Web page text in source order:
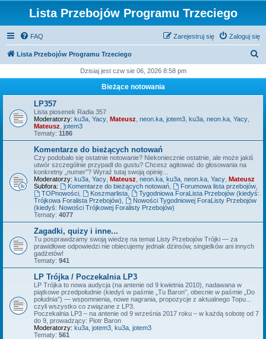
Lista Przebojów Programu Trzeciego
FAQ Zaloguj się
Zarejestruj się
Lista Przebojów Programu Trzeciego
k
Dzisiaj jest czw sie 06, 2026 8:58 pm
Bieżące notowania
LP357
Lista piosenek Radia 357
Moderatorzy: ku3a Yacy Mateusz neon.ka jotem3 ku3a neon.ka Yacy
Mateusz jotem3
Tematy: 1186
Komentarze do bieżących notowań
Czy podobało się ostatnie notowanie? Niekoniecznie ostatnie, ale może jakiś
utwór szczególnie przypadł do gustu? Chcesz agitować do głosowania na
konkretny „numer”? Wyraź tutaj swoją opinię...
Moderatorzy: ku3a Yacy Mateusz neon.ka ku3a neon.ka Yacy Mateusz
Subfora:
Komentarze do bieżących notowań, Forumowa lista przebojów,
TOPnowości, Koszmarlista,
Tygodniowa ForaLista Przebojów (kiedyś:
Trójkowa Foralista Przebojów)
Nowości Tygodniowej ForaListy Przebojów
(kiedyś: Nowości Trójkowej Foralisty Przebojów)
Tematy: 4077
Zagadki, quizy i inne...
Tu posprawdzamy swoją wiedzę na temat Listy Przebojów Trójki — za
prawidłowe odpowiedzi nie obiecujemy jednak dżinsów, singielków ani innych
gadżetów!
Tematy: 941
LP Trójka / Poczekalnia LP3
LP Trójka to nowa audycja (na antenie od 9 kwietnia 2010), nadawana w
piątkowe przedpołudnie (kiedyś w paśmie „Tu Baron”, obecnie w paśmie „Do
południa”) — wspomnienia, nowe nagrania, propozycje z aktualnego Topu...
czyli wszystko co związane z LP3.
Poczekalnia LP3 – na antenie od 9 września 2017 roku – w każdą sobotę od 7
do 9, prowadzący: Piotr Baron
Moderatorzy: ku3a jotem3 ku3a jotem3
Tematy: 561